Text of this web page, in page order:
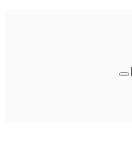
بحث